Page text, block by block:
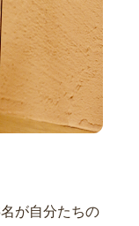
が自分たちの